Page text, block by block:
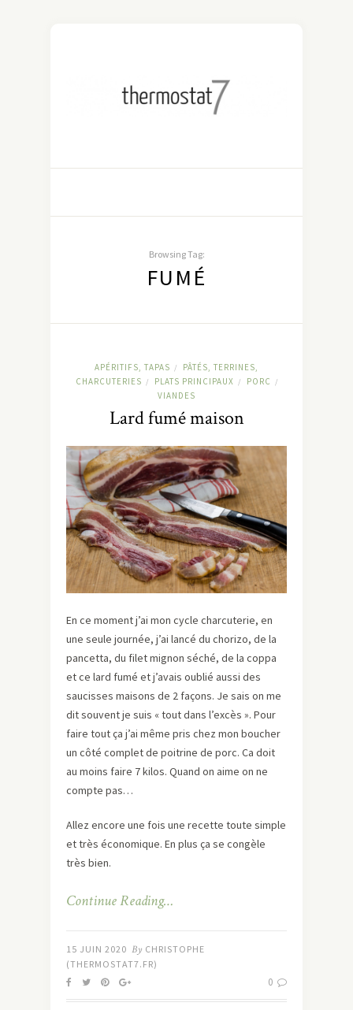
Browsing Tag:
FUMÉ
APÉRITIFS, TAPAS /
PÂTÉS, TERRINES,
CHARCUTERIES / PLATS PRINCIPAUX / PORC /
VIANDES
Lard fumé maison
En ce moment j’ai mon cycle charcuterie, en
une seule journée, j’ai lancé du chorizo, de la
pancetta, du filet mignon séché, de la coppa
et ce lard fumé et j’avais oublié aussi des
saucisses maisons de 2 façons. Je sais on me
dit souvent je suis « tout dans l’excès ». Pour
faire tout ça j’ai même pris chez mon boucher
un côté complet de poitrine de porc. Ca doit
au moins faire 7 kilos. Quand on aime on ne
compte pas…
Allez encore une fois une recette toute simple
et très économique. En plus ça se congèle
très bien.
Continue Reading…
15 JUIN 2020 By CHRISTOPHE
(THERMOSTAT7.FR)
0